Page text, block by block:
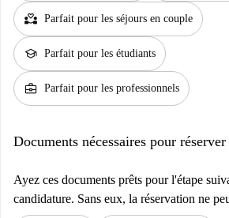
partner_heart Parfait pour les séjours en couple
school Parfait pour les étudiants
business_center Parfait pour les professionnels
Documents nécessaires pour
Ayez ces documents prêts pour l'étape
candidature. Sans eux, la réservation ne